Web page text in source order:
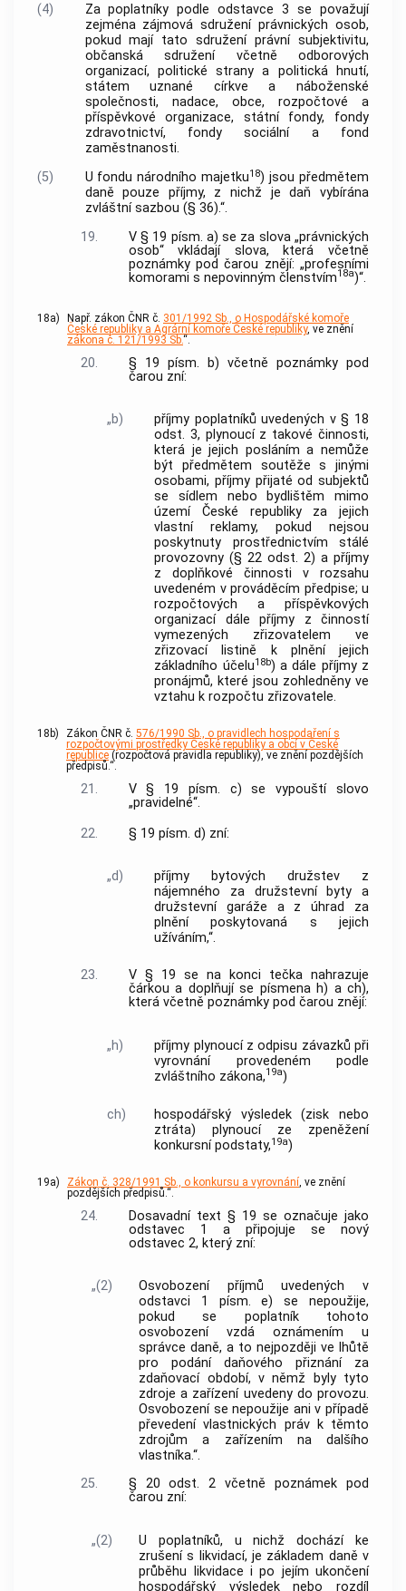
(4)
Za poplatníky podle odstavce 3 se považují
zejména zájmová sdružení právnických osob,
pokud mají tato sdružení právní subjektivitu,
občanská sdružení včetně odborových
organizací, politické strany a politická hnutí,
státem uznané církve a náboženské
společnosti, nadace, obce, rozpočtové a
příspěvkové organizace, státní fondy, fondy
zdravotnictví, fondy sociální a fond
zaměstnanosti.
(5)
U fondu národního majetku18) jsou předmětem
daně pouze příjmy, z nichž je daň vybírána
zvláštní sazbou (§ 36).“.
19.
V § 19 písm. a) se za slova „právnických
osob“ vkládají slova, která včetně
poznámky pod čarou znějí: „profesními
komorami s nepovinným členstvím18a)“.
18a) Např. zákon ČNR č. 301/1992 Sb., o Hospodářské komoře
České republiky a Agrární komoře České republiky, ve znění
zákona č. 121/1993 Sb.“.
20.
§ 19 písm. b) včetně poznámky pod
čarou zní:
„b)
příjmy poplatníků uvedených v § 18
odst. 3, plynoucí z takové činnosti,
která je jejich posláním a nemůže
být předmětem soutěže s jinými
osobami, příjmy přijaté od subjektů
se sídlem nebo bydlištěm mimo
území České republiky za jejich
vlastní reklamy, pokud nejsou
poskytnuty prostřednictvím stálé
provozovny (§ 22 odst. 2) a příjmy
z doplňkové činnosti v rozsahu
uvedeném v prováděcím předpise; u
rozpočtových a příspěvkových
organizací dále příjmy z činností
vymezených zřizovatelem ve
zřizovací listině k plnění jejich
základního účelu18b) a dále příjmy z
pronájmů, které jsou zohledněny ve
vztahu k rozpočtu zřizovatele.
18b) Zákon ČNR č. 576/1990 Sb., o pravidlech hospodaření s
rozpočtovými prostředky České republiky a obcí v České
republice (rozpočtová pravidla republiky), ve znění pozdějších
předpisů.“.
21.
V § 19 písm. c) se vypouští slovo
„pravidelné“.
22.
§ 19 písm. d) zní:
„d)
příjmy bytových družstev z
nájemného za družstevní byty a
družstevní garáže a z úhrad za
plnění poskytovaná s jejich
užíváním,“.
23.
V § 19 se na konci tečka nahrazuje
čárkou a doplňují se písmena h) a ch),
která včetně poznámky pod čarou znějí:
„h)
příjmy plynoucí z odpisu závazků při
vyrovnání provedeném podle
zvláštního zákona,19a)
ch)
hospodářský výsledek (zisk nebo
ztráta) plynoucí ze zpeněžení
konkursní podstaty,19a)
19a) Zákon č. 328/1991 Sb., o konkursu a vyrovnání , ve znění
pozdějších předpisů.“.
24.
Dosavadní text § 19 se označuje jako
odstavec 1 a připojuje se nový
odstavec 2, který zní:
„(2)
Osvobození příjmů uvedených v
odstavci 1 písm. e) se nepoužije,
pokud se poplatník tohoto
osvobození vzdá oznámením u
správce daně, a to nejpozději ve lhůtě
pro podání daňového přiznání za
zdaňovací období, v němž byly tyto
zdroje a zařízení uvedeny do provozu.
Osvobození se nepoužije ani v případě
převedení vlastnických práv k těmto
zdrojům a zařízením na dalšího
vlastníka.“.
25.
§ 20 odst. 2 včetně poznámek pod
čarou zní:
„(2)
U poplatníků, u nichž dochází ke
zrušení s likvidací, je základem daně v
průběhu likvidace i po jejím ukončení
hospodářský výsledek nebo rozdíl